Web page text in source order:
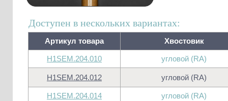
Доступен в нескольких вариантах:
Артикул товара Хвостовик
H1SEM.204.010 угловой (RA)
H1SEM.204.012 угловой (RA)
H1SEM.204.014 угловой (RA)